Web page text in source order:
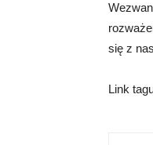
się z
Link